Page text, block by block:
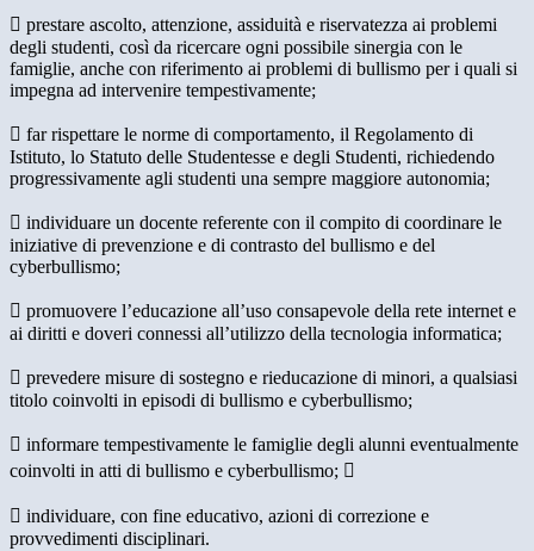
 prestare ascolto, attenzione, assiduità e riservatezza ai problemi
degli studenti, così da ricercare ogni possibile sinergia con le
famiglie, anche con riferimento ai problemi di bullismo per i quali si
impegna ad intervenire tempestivamente;
 far rispettare le norme di comportamento, il Regolamento di
Istituto, lo Statuto delle Studentesse e degli Studenti, richiedendo
progressivamente agli studenti una sempre maggiore autonomia;
 individuare un docente referente con il compito di coordinare le
iniziative di prevenzione e di contrasto del bullismo e del
cyberbullismo;
 promuovere l’educazione all’uso consapevole della rete internet e
ai diritti e doveri connessi all’utilizzo della tecnologia informatica;
 prevedere misure di sostegno e rieducazione di minori, a qualsiasi
titolo coinvolti in episodi di bullismo e cyberbullismo;
 informare tempestivamente le famiglie degli alunni eventualmente
coinvolti in atti di bullismo e cyberbullismo; 
 individuare, con fine educativo, azioni di correzione e
provvedimenti disciplinari.